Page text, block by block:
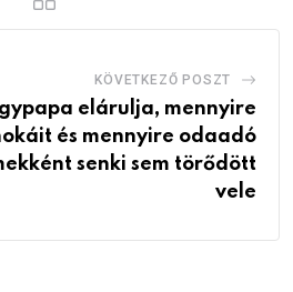
KÖVETKEZŐ POSZT
elárulja, mennyire
és mennyire odaadó
senki sem törődött
vele